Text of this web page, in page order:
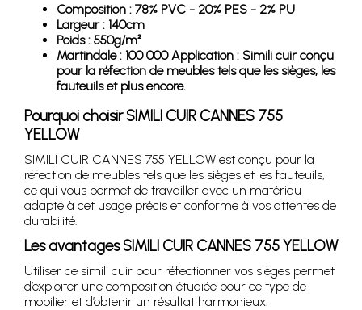
Composition : 78% PVC - 20% PES - 2% PU
Largeur : 140cm
Poids : 550g/m²
Martindale : 100 000 Application : Simili cuir conçu
pour la réfection de meubles tels que les sièges, les
fauteuils et plus encore.
Pourquoi choisir SIMILI CUIR CANNES 755
YELLOW
SIMILI CUIR CANNES 755 YELLOW est conçu pour la
réfection de meubles tels que les sièges et les fauteuils,
ce qui vous permet de travailler avec un matériau
adapté à cet usage précis et conforme à vos attentes de
durabilité.
Les avantages SIMILI CUIR CANNES 755 YELLOW
Utiliser ce simili cuir pour réfectionner vos sièges permet
d’exploiter une composition étudiée pour ce type de
mobilier et d’obtenir un résultat harmonieux.